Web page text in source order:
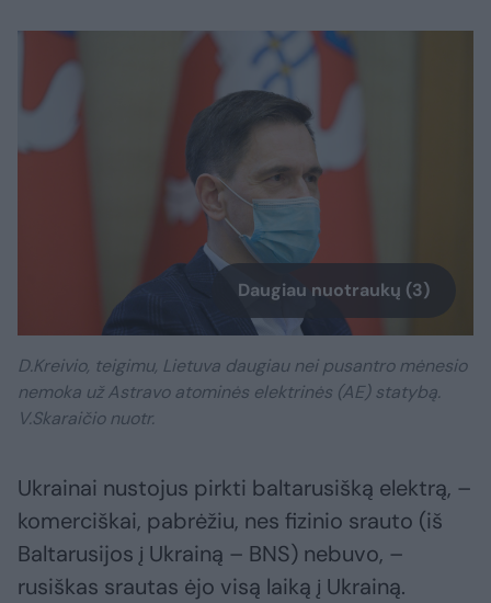
Daugiau nuotraukų (3)
D.Kreivio, teigimu, Lietuva daugiau nei pusantro mėnesio
nemoka už Astravo atominės elektrinės (AE) statybą.
V.Skaraičio nuotr.
Ukrainai nustojus pirkti baltarusišką elektrą, –
komerciškai, pabrėžiu, nes fizinio srauto (iš
Baltarusijos į Ukrainą – BNS) nebuvo, –
rusiškas srautas ėjo visą laiką į Ukrainą.